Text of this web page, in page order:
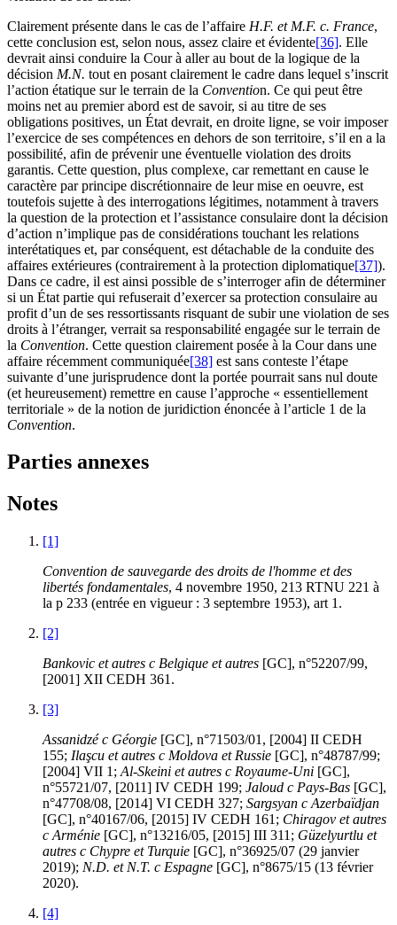
Clairement présente dans le cas de l’affaire H.F. et M.F. c. France,
cette conclusion est, selon nous, assez claire et évidente[36]. Elle
devrait ainsi conduire la Cour à aller au bout de la logique de la
décision M.N. tout en posant clairement le cadre dans lequel s’inscrit
l’action étatique sur le terrain de la Convention. Ce qui peut être
moins net au premier abord est de savoir, si au titre de ses
obligations positives, un État devrait, en droite ligne, se voir imposer
l’exercice de ses compétences en dehors de son territoire, s’il en a la
possibilité, afin de prévenir une éventuelle violation des droits
garantis. Cette question, plus complexe, car remettant en cause le
caractère par principe discrétionnaire de leur mise en oeuvre, est
toutefois sujette à des interrogations légitimes, notamment à travers
la question de la protection et l’assistance consulaire dont la décision
d’action n’implique pas de considérations touchant les relations
interétatiques et, par conséquent, est détachable de la conduite des
affaires extérieures (contrairement à la protection diplomatique[37]).
Dans ce cadre, il est ainsi possible de s’interroger afin de déterminer
si un État partie qui refuserait d’exercer sa protection consulaire au
profit d’un de ses ressortissants risquant de subir une violation de ses
droits à l’étranger, verrait sa responsabilité engagée sur le terrain de
la Convention. Cette question clairement posée à la Cour dans une
affaire récemment communiquée[38] est sans conteste l’étape
suivante d’une jurisprudence dont la portée pourrait sans nul doute
(et heureusement) remettre en cause l’approche « essentiellement
territoriale » de la notion de juridiction énoncée à l’article 1 de la
Convention.
Parties annexes
Notes
[1]
Convention de sauvegarde des droits de l'homme et des
libertés fondamentales, 4 novembre 1950, 213 RTNU 221 à
la p 233 (entrée en vigueur : 3 septembre 1953), art 1.
[2]
Bankovic et autres c Belgique et autres [GC], n°52207/99,
[2001] XII CEDH 361.
[3]
Assanidzé c Géorgie [GC], n°71503/01, [2004] II CEDH
155; Ilaşcu et autres c Moldova et Russie [GC], n°48787/99;
[2004] VII 1; Al-Skeini et autres c Royaume-Uni [GC],
n°55721/07, [2011] IV CEDH 199; Jaloud c Pays-Bas [GC],
n°47708/08, [2014] VI CEDH 327; Sargsyan c Azerbaïdjan
[GC], n°40167/06, [2015] IV CEDH 161; Chiragov et autres
c Arménie [GC], n°13216/05, [2015] III 311; Güzelyurtlu et
autres c Chypre et Turquie [GC], n°36925/07 (29 janvier
2019); N.D. et N.T. c Espagne [GC], n°8675/15 (13 février
2020).
[4]